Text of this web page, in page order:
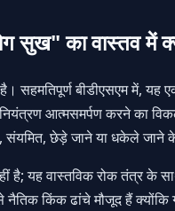
सुख" का वास्तव में
सहमतिपूर्ण बीडीएसएम में,
आत्मसमर्पण करने का
संयमित, छेड़े जाने या धकेले जाने
है; यह वास्तविक रोक तंत्र के
किंक ढांचे मौजूद हैं क्योंकि